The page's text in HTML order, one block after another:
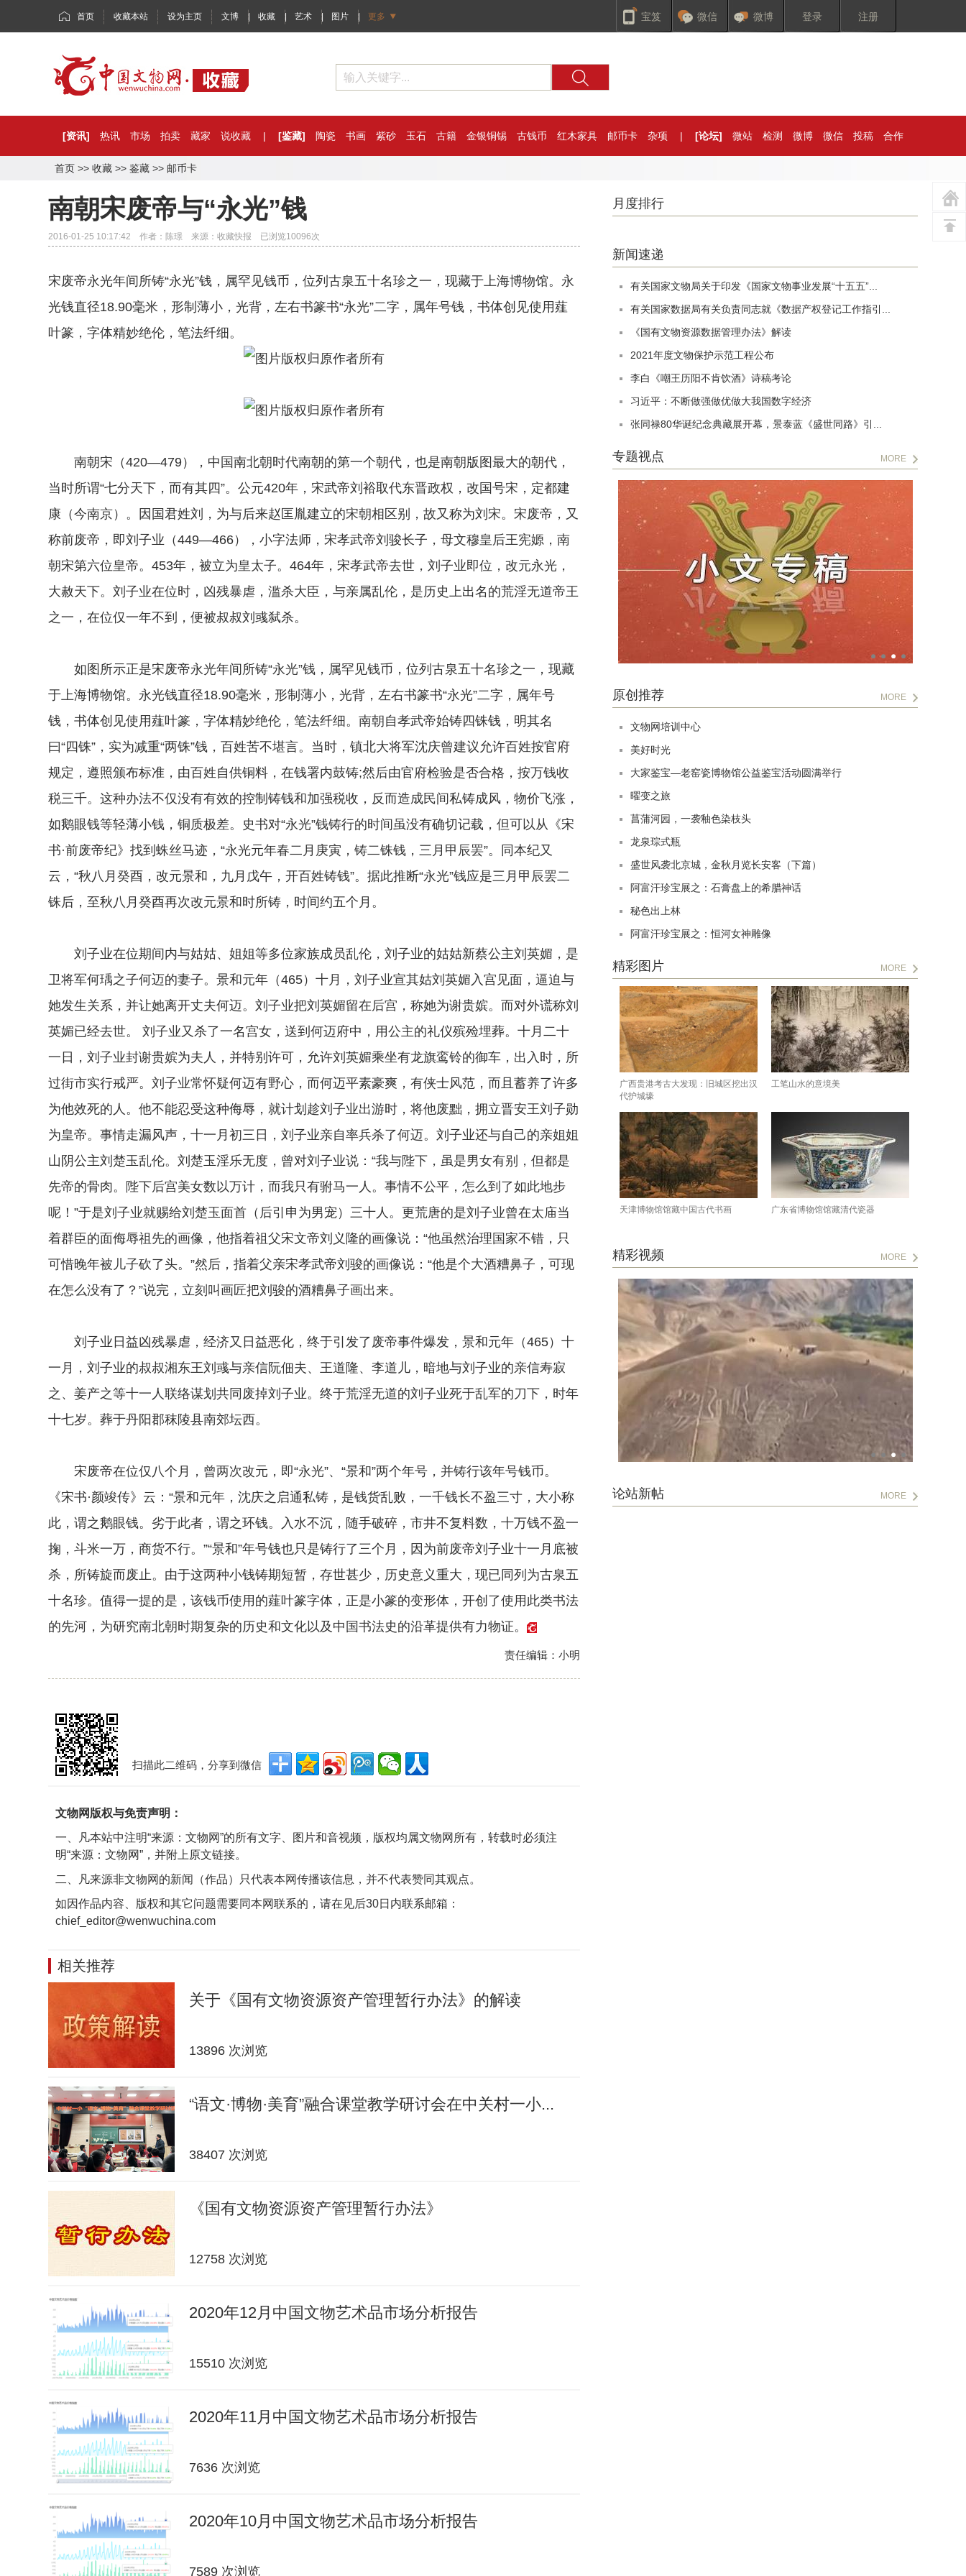
首页 收藏本站 设为主页 文博 | 收藏 | 艺术 | 图片 | 更多 宝笈 微信 微博 登录 注册
[资讯] 热讯 市场 拍卖 藏家 说收藏 | [鉴藏] 陶瓷 书画 紫砂 玉石 古籍 金银铜锡 古钱币 红木家具 邮币卡 杂项 | [论坛] 微站 检测 微博 微信 投稿 合作
首页 >> 收藏 >> 鉴藏 >> 邮币卡
南朝宋废帝与“永光”钱
2016-01-25 10:17:42 作者：陈璟 来源：收藏快报 已浏览10096次
宋废帝永光年间所铸“永光”钱，属罕见钱币，位列古泉五十名珍之一，现藏于上海博物馆。永
光钱直径18.90毫米，形制薄小，光背，左右书篆书“永光”二字，属年号钱，书体创见使用薤
叶篆，字体精妙绝伦，笔法纤细。
南朝宋（420—479），中国南北朝时代南朝的第一个朝代，也是南朝版图最大的朝代，
当时所谓“七分天下，而有其四”。公元420年，宋武帝刘裕取代东晋政权，改国号宋，定都建
康（今南京）。因国君姓刘，为与后来赵匡胤建立的宋朝相区别，故又称为刘宋。宋废帝，又
称前废帝，即刘子业（449—466），小字法师，宋孝武帝刘骏长子，母文穆皇后王宪嫄，南
朝宋第六位皇帝。453年，被立为皇太子。464年，宋孝武帝去世，刘子业即位，改元永光，
大赦天下。刘子业在位时，凶残暴虐，滥杀大臣，与亲属乱伦，是历史上出名的荒淫无道帝王
之一，在位仅一年不到，便被叔叔刘彧弑杀。
如图所示正是宋废帝永光年间所铸“永光”钱，属罕见钱币，位列古泉五十名珍之一，现藏
于上海博物馆。永光钱直径18.90毫米，形制薄小，光背，左右书篆书“永光”二字，属年号
钱，书体创见使用薤叶篆，字体精妙绝伦，笔法纤细。南朝自孝武帝始铸四铢钱，明其名
曰“四铢”，实为减重“两铢”钱，百姓苦不堪言。当时，镇北大将军沈庆曾建议允许百姓按官府
规定，遵照颁布标准，由百姓自供铜料，在钱署内鼓铸;然后由官府检验是否合格，按万钱收
税三千。这种办法不仅没有有效的控制铸钱和加强税收，反而造成民间私铸成风，物价飞涨，
如鹅眼钱等轻薄小钱，铜质极差。史书对“永光”钱铸行的时间虽没有确切记载，但可以从《宋
书·前废帝纪》找到蛛丝马迹，“永光元年春二月庚寅，铸二铢钱，三月甲辰罢”。同本纪又
云，“秋八月癸酉，改元景和，九月戊午，开百姓铸钱”。据此推断“永光”钱应是三月甲辰罢二
铢后，至秋八月癸酉再次改元景和时所铸，时间约五个月。
刘子业在位期间内与姑姑、姐姐等多位家族成员乱伦，刘子业的姑姑新蔡公主刘英媚，是
卫将军何瑀之子何迈的妻子。景和元年（465）十月，刘子业宣其姑刘英媚入宫见面，逼迫与
她发生关系，并让她离开丈夫何迈。刘子业把刘英媚留在后宫，称她为谢贵嫔。而对外谎称刘
英媚已经去世。 刘子业又杀了一名宫女，送到何迈府中，用公主的礼仪殡殓埋葬。十月二十
一日，刘子业封谢贵嫔为夫人，并特别许可，允许刘英媚乘坐有龙旗鸾铃的御车，出入时，所
过街市实行戒严。刘子业常怀疑何迈有野心，而何迈平素豪爽，有侠士风范，而且蓄养了许多
为他效死的人。他不能忍受这种侮辱，就计划趁刘子业出游时，将他废黜，拥立晋安王刘子勋
为皇帝。事情走漏风声，十一月初三日，刘子业亲自率兵杀了何迈。刘子业还与自己的亲姐姐
山阴公主刘楚玉乱伦。刘楚玉淫乐无度，曾对刘子业说：“我与陛下，虽是男女有别，但都是
先帝的骨肉。陛下后宫美女数以万计，而我只有驸马一人。事情不公平，怎么到了如此地步
呢！”于是刘子业就赐给刘楚玉面首（后引申为男宠）三十人。更荒唐的是刘子业曾在太庙当
着群臣的面侮辱祖先的画像，他指着祖父宋文帝刘义隆的画像说：“他虽然治理国家不错，只
可惜晚年被儿子砍了头。”然后，指着父亲宋孝武帝刘骏的画像说：“他是个大酒糟鼻子，可现
在怎么没有了？”说完，立刻叫画匠把刘骏的酒糟鼻子画出来。
刘子业日益凶残暴虐，经济又日益恶化，终于引发了废帝事件爆发，景和元年（465）十
一月，刘子业的叔叔湘东王刘彧与亲信阮佃夫、王道隆、李道儿，暗地与刘子业的亲信寿寂
之、姜产之等十一人联络谋划共同废掉刘子业。终于荒淫无道的刘子业死于乱军的刀下，时年
十七岁。葬于丹阳郡秣陵县南郊坛西。
宋废帝在位仅八个月，曾两次改元，即“永光”、“景和”两个年号，并铸行该年号钱币。
《宋书·颜竣传》云：“景和元年，沈庆之启通私铸，是钱货乱败，一千钱长不盈三寸，大小称
此，谓之鹅眼钱。劣于此者，谓之环钱。入水不沉，随手破碎，市井不复料数，十万钱不盈一
掬，斗米一万，商货不行。”“景和”年号钱也只是铸行了三个月，因为前废帝刘子业十一月底被
杀，所铸旋而废止。由于这两种小钱铸期短暂，存世甚少，历史意义重大，现已同列为古泉五
十名珍。值得一提的是，该钱币使用的薤叶篆字体，正是小篆的变形体，开创了使用此类书法
的先河，为研究南北朝时期复杂的历史和文化以及中国书法史的沿革提供有力物证。
责任编辑：小明
扫描此二维码，分享到微信
文物网版权与免责声明：
一、凡本站中注明“来源：文物网”的所有文字、图片和音视频，版权均属文物网所有，转载时必须注
明“来源：文物网”，并附上原文链接。
二、凡来源非文物网的新闻（作品）只代表本网传播该信息，并不代表赞同其观点。
如因作品内容、版权和其它问题需要同本网联系的，请在见后30日内联系邮箱：
chief_editor@wenwuchina.com
相关推荐
关于《国有文物资源资产管理暂行办法》的解读
13896 次浏览
“语文·博物·美育”融合课堂教学研讨会在中关村一小...
38407 次浏览
《国有文物资源资产管理暂行办法》
12758 次浏览
2020年12月中国文物艺术品市场分析报告
15510 次浏览
2020年11月中国文物艺术品市场分析报告
7636 次浏览
2020年10月中国文物艺术品市场分析报告
7589 次浏览
月度排行
新闻速递
有关国家文物局关于印发《国家文物事业发展“十五五”...
有关国家数据局有关负责同志就《数据产权登记工作指引...
《国有文物资源数据管理办法》解读
2021年度文物保护示范工程公布
李白《嘲王历阳不肯饮酒》诗稿考论
习近平：不断做强做优做大我国数字经济
张同禄80华诞纪念典藏展开幕，景泰蓝《盛世同路》引...
专题视点 MORE
原创推荐 MORE
文物网培训中心
美好时光
大家鉴宝—老窑瓷博物馆公益鉴宝活动圆满举行
曜变之旅
菖蒲河园，一袭釉色染枝头
龙泉琮式瓶
盛世风袭北京城，金秋月览长安客（下篇）
阿富汗珍宝展之：石膏盘上的希腊神话
秘色出上林
阿富汗珍宝展之：恒河女神雕像
精彩图片 MORE
广西贵港考古大发现：旧城区挖出汉
代护城壕
工笔山水的意境美
天津博物馆馆藏中国古代书画 广东省博物馆馆藏清代瓷器
精彩视频 MORE
论站新帖 MORE